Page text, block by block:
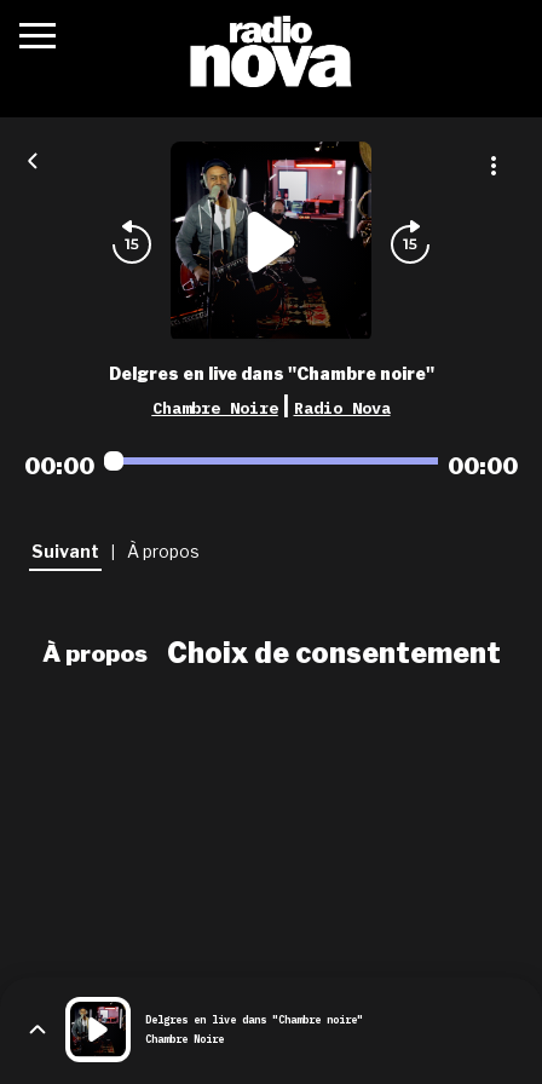
c’était quoi ?
podcasts
fréquences
nova aime
les grilles
playlists
newsletter
Delgres en live dans "Chambre noire"
Chambre Noire Radio Nova
00:00 00:00
Suivant À propos
À propos Choix de consentement
Delgres en live dans "Chambre noire"
Chambre Noire